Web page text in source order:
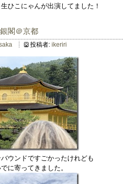
ひこにゃんが出演してました！
閣＠京都
投稿者: ikeriri
ウンドですごかったけれども
に寄ってきました。